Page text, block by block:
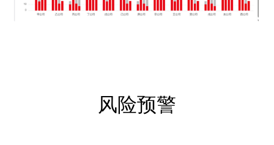
风险预警